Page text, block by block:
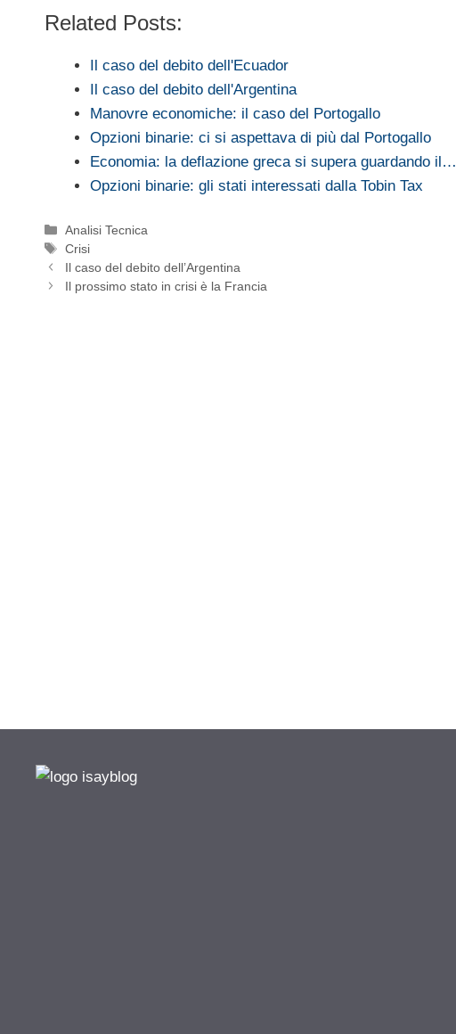
Related Posts:
Il caso del debito dell'Ecuador
Il caso del debito dell'Argentina
Manovre economiche: il caso del Portogallo
Opzioni binarie: ci si aspettava di più dal Portogallo
Economia: la deflazione greca si supera guardando il…
Opzioni binarie: gli stati interessati dalla Tobin Tax
Categorie
Analisi Tecnica
Tag
Crisi
Il caso del debito dell’Argentina
Il prossimo stato in crisi è la Francia